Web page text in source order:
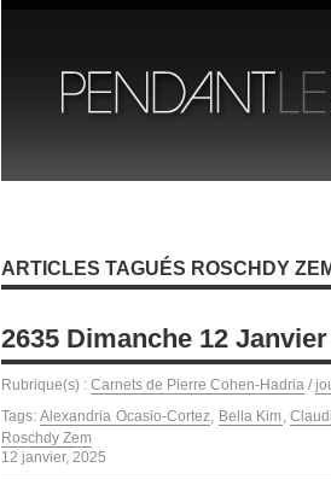
ARTICLES TAGUÉS ROSCHDY
2635 Dimanche 12
Rubrique(s) : Carnets de Pierre Cohen-Hadria /
Tags: Alexandria Ocasio-Cortez, Bella Kim,
Roschdy Zem
12 janvier, 2025